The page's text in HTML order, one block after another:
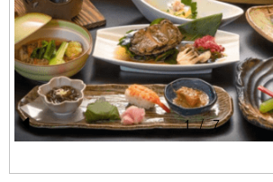
Pr
e
1 / 7